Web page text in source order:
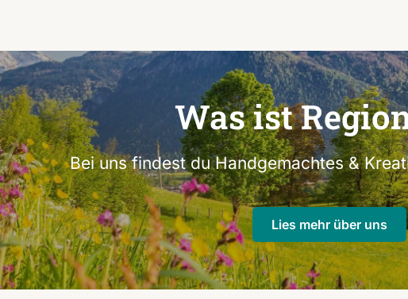
Was ist
Bei uns findest du Handgemachtes &
Lies mehr über uns